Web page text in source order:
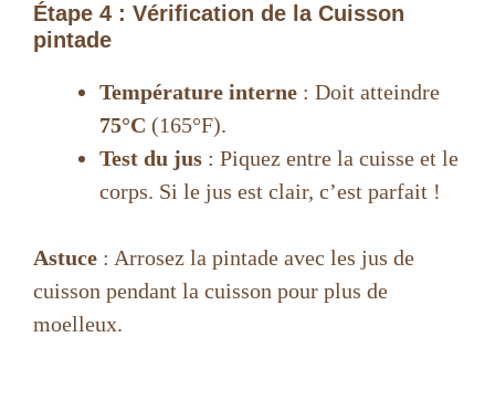
Étape 4 : Vérification de la Cuisson
pintade
Température interne : Doit atteindre
75°C (165°F).
Test du jus : Piquez entre la cuisse et le
corps. Si le jus est clair, c’est parfait !
Astuce : Arrosez la pintade avec les jus de
cuisson pendant la cuisson pour plus de
moelleux.